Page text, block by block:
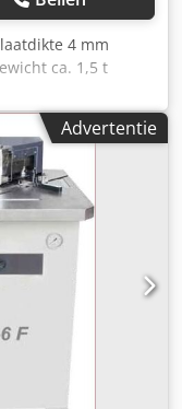
4 mm
ca. 1,5 t
2,5 kW
hoek van 90° en
variabel tot
Hiervoor zijn er 2
uitlezing.
Deze delen zijn
Advertentie